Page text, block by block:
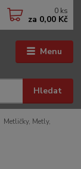
Menu
Hledat
0 ks
za 0,00 Kč
Metličky, Metly,